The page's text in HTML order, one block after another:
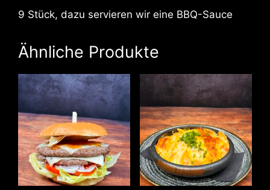
9 Stück, dazu servieren wir eine BBQ-Sauce
Ähnliche Produkte